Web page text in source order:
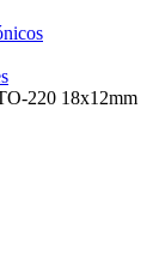
220 18x12mm